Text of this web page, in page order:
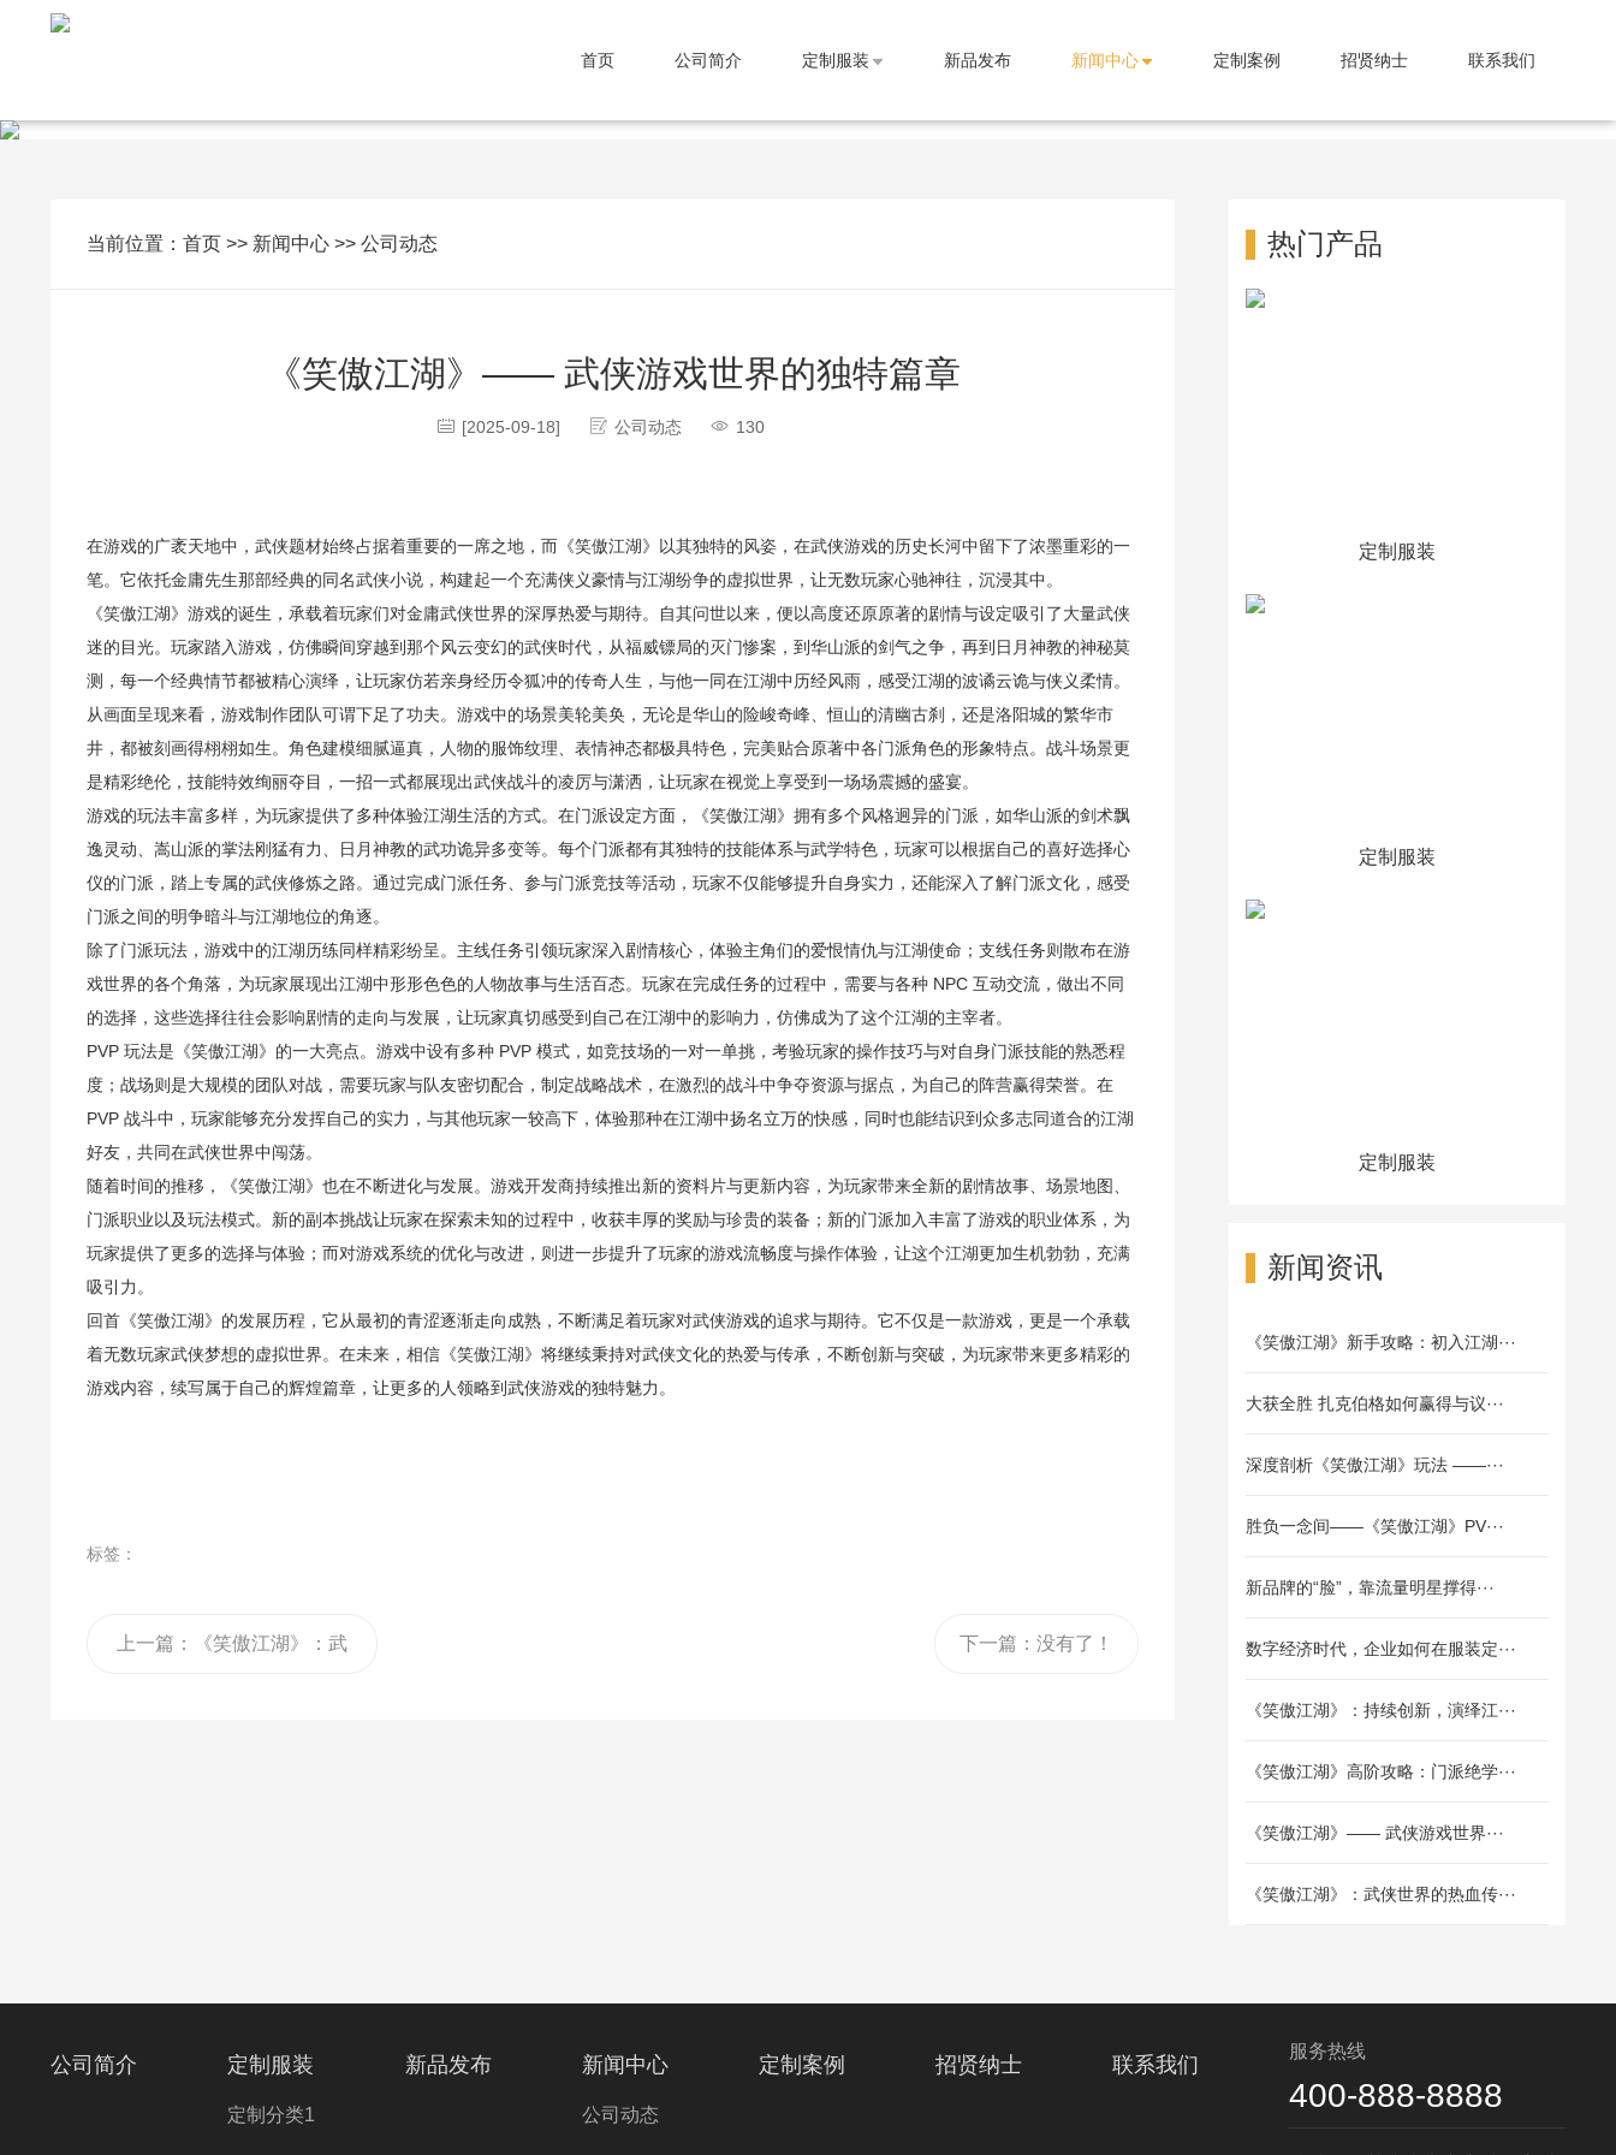
首页 公司简介 定制服装 新品发布 新闻中心 定制案例 招贤纳士 联系我们
当前位置： 首页 >> 新闻中心 >> 公司动态
《笑傲江湖》—— 武侠游戏世界的独特篇章
[2025-09-18] 公司动态 130
在游戏的广袤天地中，武侠题材始终占据着重要的一席之地，而《笑傲江湖》以其独特的风姿，在武侠游戏的历史长河中留下了浓墨重彩的一
笔。它依托金庸先生那部经典的同名武侠小说，构建起一个充满侠义豪情与江湖纷争的虚拟世界，让无数玩家心驰神往，沉浸其中。
《笑傲江湖》游戏的诞生，承载着玩家们对金庸武侠世界的深厚热爱与期待。自其问世以来，便以高度还原原著的剧情与设定吸引了大量武侠
迷的目光。玩家踏入游戏，仿佛瞬间穿越到那个风云变幻的武侠时代，从福威镖局的灭门惨案，到华山派的剑气之争，再到日月神教的神秘莫
测，每一个经典情节都被精心演绎，让玩家仿若亲身经历令狐冲的传奇人生，与他一同在江湖中历经风雨，感受江湖的波谲云诡与侠义柔情。
从画面呈现来看，游戏制作团队可谓下足了功夫。游戏中的场景美轮美奂，无论是华山的险峻奇峰、恒山的清幽古刹，还是洛阳城的繁华市
井，都被刻画得栩栩如生。角色建模细腻逼真，人物的服饰纹理、表情神态都极具特色，完美贴合原著中各门派角色的形象特点。战斗场景更
是精彩绝伦，技能特效绚丽夺目，一招一式都展现出武侠战斗的凌厉与潇洒，让玩家在视觉上享受到一场场震撼的盛宴。
游戏的玩法丰富多样，为玩家提供了多种体验江湖生活的方式。在门派设定方面，《笑傲江湖》拥有多个风格迥异的门派，如华山派的剑术飘
逸灵动、嵩山派的掌法刚猛有力、日月神教的武功诡异多变等。每个门派都有其独特的技能体系与武学特色，玩家可以根据自己的喜好选择心
仪的门派，踏上专属的武侠修炼之路。通过完成门派任务、参与门派竞技等活动，玩家不仅能够提升自身实力，还能深入了解门派文化，感受
门派之间的明争暗斗与江湖地位的角逐。
除了门派玩法，游戏中的江湖历练同样精彩纷呈。主线任务引领玩家深入剧情核心，体验主角们的爱恨情仇与江湖使命；支线任务则散布在游
戏世界的各个角落，为玩家展现出江湖中形形色色的人物故事与生活百态。玩家在完成任务的过程中，需要与各种 NPC 互动交流，做出不同
的选择，这些选择往往会影响剧情的走向与发展，让玩家真切感受到自己在江湖中的影响力，仿佛成为了这个江湖的主宰者。
PVP 玩法是《笑傲江湖》的一大亮点。游戏中设有多种 PVP 模式，如竞技场的一对一单挑，考验玩家的操作技巧与对自身门派技能的熟悉程
度；战场则是大规模的团队对战，需要玩家与队友密切配合，制定战略战术，在激烈的战斗中争夺资源与据点，为自己的阵营赢得荣誉。在
PVP 战斗中，玩家能够充分发挥自己的实力，与其他玩家一较高下，体验那种在江湖中扬名立万的快感，同时也能结识到众多志同道合的江湖
好友，共同在武侠世界中闯荡。
随着时间的推移，《笑傲江湖》也在不断进化与发展。游戏开发商持续推出新的资料片与更新内容，为玩家带来全新的剧情故事、场景地图、
门派职业以及玩法模式。新的副本挑战让玩家在探索未知的过程中，收获丰厚的奖励与珍贵的装备；新的门派加入丰富了游戏的职业体系，为
玩家提供了更多的选择与体验；而对游戏系统的优化与改进，则进一步提升了玩家的游戏流畅度与操作体验，让这个江湖更加生机勃勃，充满
吸引力。
回首《笑傲江湖》的发展历程，它从最初的青涩逐渐走向成熟，不断满足着玩家对武侠游戏的追求与期待。它不仅是一款游戏，更是一个承载
着无数玩家武侠梦想的虚拟世界。在未来，相信《笑傲江湖》将继续秉持对武侠文化的热爱与传承，不断创新与突破，为玩家带来更多精彩的
游戏内容，续写属于自己的辉煌篇章，让更多的人领略到武侠游戏的独特魅力。
标签：
上一篇： 《笑傲江湖》：武 下一篇： 没有了！
热门产品
定制服装
定制服装
定制服装
新闻资讯
《笑傲江湖》新手攻略：初入江湖···
大获全胜 扎克伯格如何赢得与议···
深度剖析《笑傲江湖》玩法 ——···
胜负一念间——《笑傲江湖》PV···
新品牌的“脸”，靠流量明星撑得···
数字经济时代，企业如何在服装定···
《笑傲江湖》：持续创新，演绎江···
《笑傲江湖》高阶攻略：门派绝学···
《笑傲江湖》—— 武侠游戏世界···
《笑傲江湖》：武侠世界的热血传···
公司简介 定制服装
定制分类1
新品发布 新闻中心
公司动态
定制案例 招贤纳士 联系我们
服务热线
400-888-8888